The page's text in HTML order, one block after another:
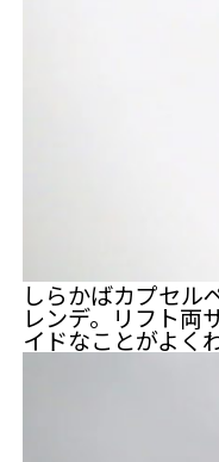
しらかばカプセル
レンデ。リフト両
イドなことがよく